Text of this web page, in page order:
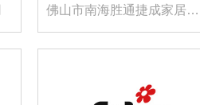
佛山市南海胜通捷成家居用品有限公司